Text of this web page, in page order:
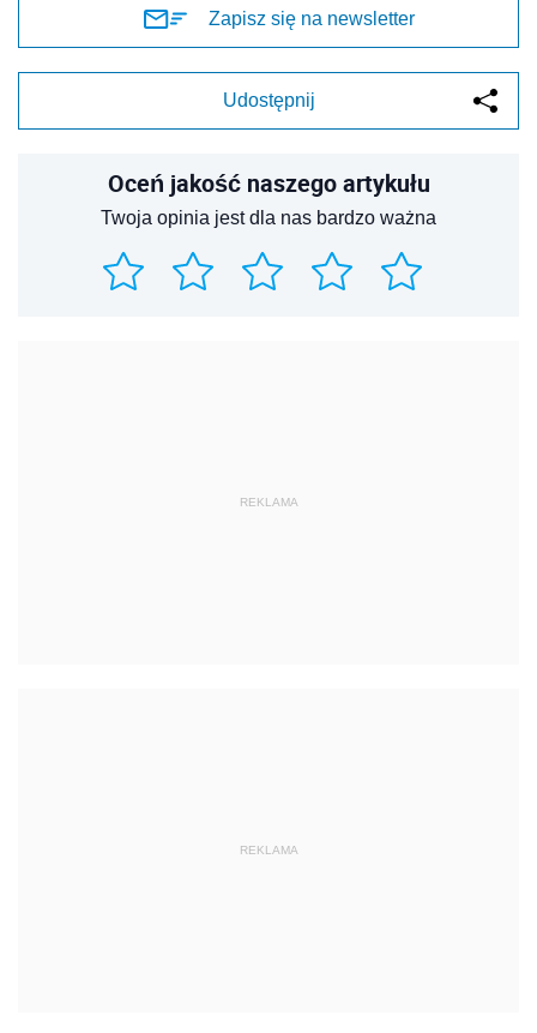
Zapisz się na newsletter
Udostępnij
Oceń jakość naszego artykułu
Twoja opinia jest dla nas bardzo ważna
REKLAMA
REKLAMA